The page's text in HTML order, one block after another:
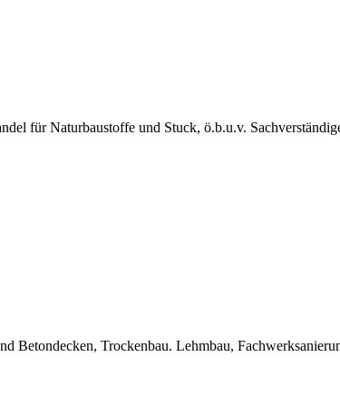
für Naturbaustoffe und Stuck, ö.b.u.v.
Betondecken, Trockenbau. Lehmbau,